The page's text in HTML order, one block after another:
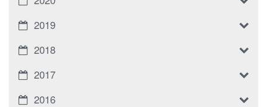
2019
2018
2017
2016